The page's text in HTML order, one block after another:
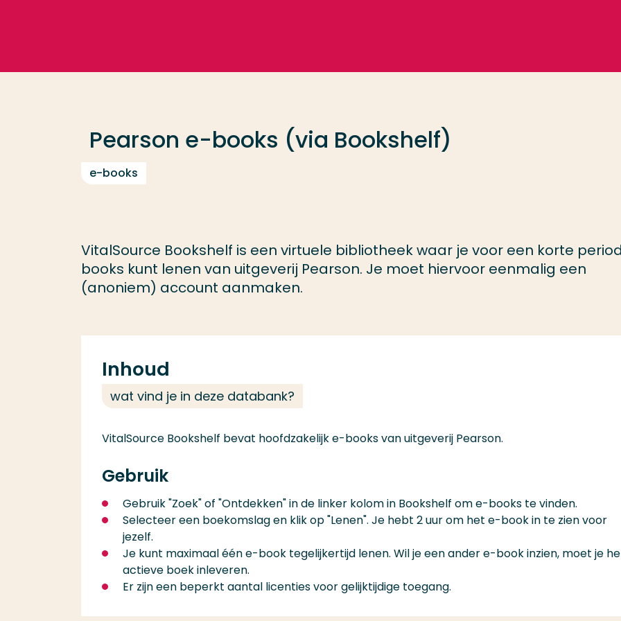
Pearson e-books (via Bookshelf)
e-books
VitalSource Bookshelf is een virtuele bibliotheek waar je voor een korte
books kunt lenen van uitgeverij Pearson. Je moet hiervoor eenmalig een
(anoniem) account aanmaken.
Inhoud
wat vind je in deze databank?
VitalSource Bookshelf bevat hoofdzakelijk e-books van uitgeverij Pearson.
Gebruik
Gebruik "Zoek" of "Ontdekken" in de linker kolom in Bookshelf om e-books te vinden.
Selecteer een boekomslag en klik op "Lenen". Je hebt 2 uur om het e-book in te zien voor
jezelf.
Je kunt maximaal één e-book tegelijkertijd lenen. Wil je een ander e-book inzien, moet je
actieve boek inleveren.
Er zijn een beperkt aantal licenties voor gelijktijdige toegang.